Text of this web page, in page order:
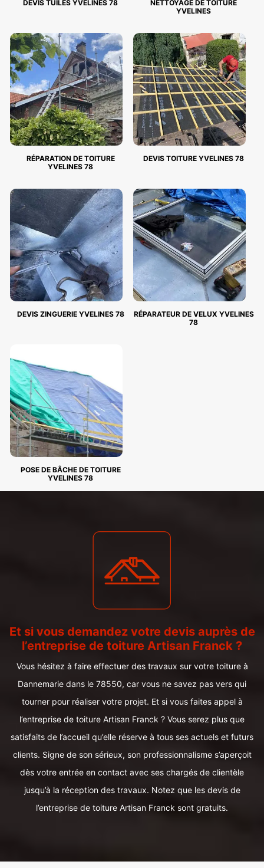
DEVIS TUILES YVELINES 78
NETTOYAGE DE TOITURE
YVELINES
RÉPARATION DE TOITURE
YVELINES 78
DEVIS TOITURE YVELINES 78
DEVIS ZINGUERIE YVELINES 78
RÉPARATEUR DE VELUX YVELINES
78
POSE DE BÂCHE DE TOITURE
YVELINES 78
Et si vous demandez votre devis auprès de
l’entreprise de toiture Artisan Franck ?
Vous hésitez à faire effectuer des travaux sur votre toiture à
Dannemarie dans le 78550, car vous ne savez pas vers qui
tourner pour réaliser votre projet. Et si vous faites appel à
l’entreprise de toiture Artisan Franck ? Vous serez plus que
satisfaits de l’accueil qu’elle réserve à tous ses actuels et futurs
clients. Signe de son sérieux, son professionnalisme s’aperçoit
dès votre entrée en contact avec ses chargés de clientèle
jusqu’à la réception des travaux. Notez que les devis de
l’entreprise de toiture Artisan Franck sont gratuits.